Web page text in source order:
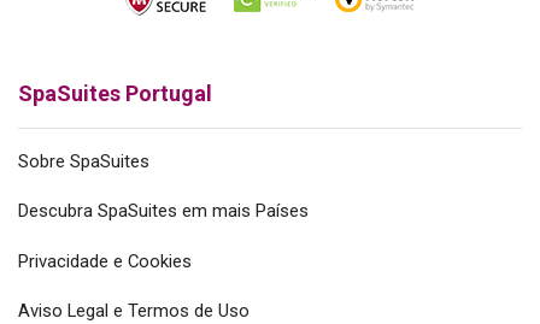
SpaSuites Portugal
Sobre SpaSuites
Descubra SpaSuites em mais Países
Privacidade e Cookies
Aviso Legal e Termos de Uso